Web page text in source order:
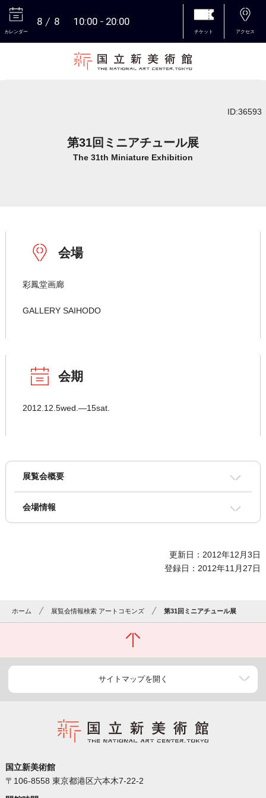
カレンダー
8 8 10:00 20:00
チケット アクセス
ID:36593
第31回ミニアチュール展
The 31th Miniature Exhibition
会場
彩鳳堂画廊
GALLERY SAIHODO
会期
2012.12.5wed.―15sat.
展覧会概要
会場情報
更新日：2012年12月3日
登録日：2012年11月27日
ホーム 展覧会情報検索 アートコモンズ 第31回ミニアチュール展
サイトマップを開く
国立新美術館
〒106-8558 東京都港区六本木7-22-2